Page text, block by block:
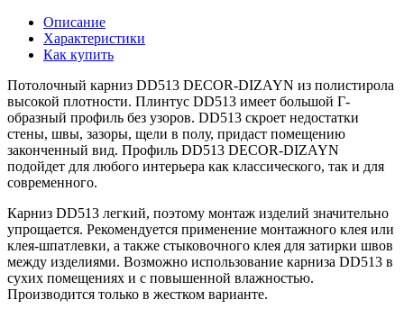
Описание
Характеристики
Как купить
Потолочный карниз DD513 DECOR-DIZAYN из полистирола
высокой плотности. Плинтус DD513 имеет большой Г-
образный профиль без узоров. DD513 скроет недостатки
стены, швы, зазоры, щели в полу, придаст помещению
законченный вид. Профиль DD513 DECOR-DIZAYN
подойдет для любого интерьера как классического, так и для
современного.
Карниз DD513 легкий, поэтому монтаж изделий значительно
упрощается. Рекомендуется применение монтажного клея или
клея-шпатлевки, а также стыковочного клея для затирки швов
между изделиями. Возможно использование карниза DD513 в
сухих помещениях и с повышенной влажностью.
Производится только в жестком варианте.